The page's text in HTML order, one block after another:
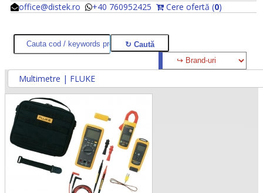
office@distek.ro +40 760952425 Cere ofertă (0)
@
@
Multimetre | FLUKE